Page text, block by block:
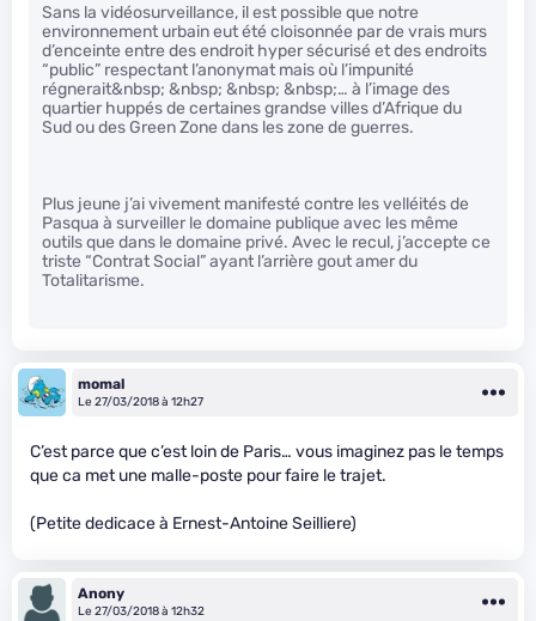
Sans la vidéosurveillance, il est possible que notre
environnement urbain eut été cloisonnée par de vrais murs
d’enceinte entre des endroit hyper sécurisé et des endroits
“public” respectant l’anonymat mais où l’impunité
régnerait&nbsp; &nbsp; &nbsp; &nbsp;… à l’image des
quartier huppés de certaines grandse villes d’Afrique du
Sud ou des Green Zone dans les zone de guerres.
Plus jeune j’ai vivement manifesté contre les velléités de
Pasqua à surveiller le domaine publique avec les même
outils que dans le domaine privé. Avec le recul, j’accepte ce
triste “Contrat Social” ayant l’arrière gout amer du
Totalitarisme.
momal
Le 27/03/2018 à 12h27
C’est parce que c’est loin de Paris… vous imaginez pas le temps
que ca met une malle-poste pour faire le trajet.
(Petite dedicace à Ernest-Antoine Seilliere)
Anony
Le 27/03/2018 à 12h32